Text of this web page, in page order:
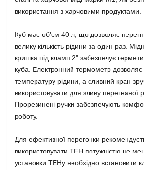
використання з харчовими продуктами.
Куб має об'єм 40 л, що дозволяє
велику кількість рідини за один раз.
кришка під кламп 2" забезпечує
куба. Електронний термометр дозволяє
температуру рідини, а сливний кран
використовувати для зливу перегнаної
Прорезинені ручки забезпечують
роботу.
Для ефективної перегонки
використовувати ТЕН потужністю не
установки ТЕНу необхідно встановити